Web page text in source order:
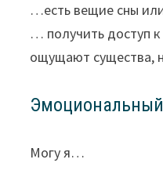
…есть вещие сны
… получить доступ
ощущают существа,
Эмоциональный
Могу я…